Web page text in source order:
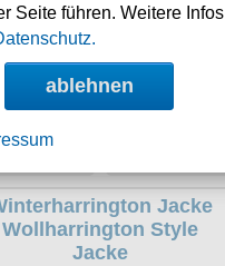
Jacke
Wollharrington Style
Jacke
Seite führen. Weitere
ablehnen